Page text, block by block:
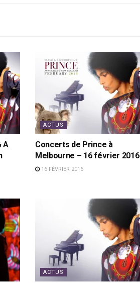
A
ACTUS
Concerts de Prince à
Melbourne – 16 février 2016
16 FÉVRIER 2016
ACTUS